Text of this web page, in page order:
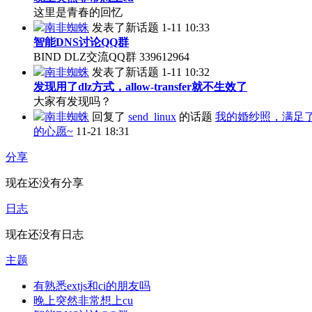
这里是青春的回忆
南非蜘蛛 发表了新话题 1-11 10:33
智能DNS讨论QQ群
BIND DLZ交流QQ群 339612964
南非蜘蛛 发表了新话题 1-11 10:32
发现用了dlz方式，allow-transfer就不生效了
大家有发现吗？
南非蜘蛛 回复了 send_linux 的话题 我的婚纱照，满足
的心愿~ 11-21 18:31
分享
现在还没有分享
日志
现在还没有日志
主题
有熟悉extjs和ci的朋友吗
晚上突然非常想上cu